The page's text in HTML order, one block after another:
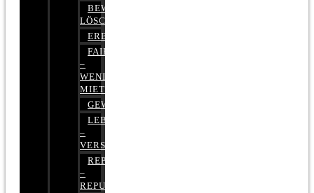
BEWERTUNGEN
LÖSCHEN
ERBRECHT
FAIRMIETEN
–
WENIGER
MIETE
GEWERBERECHT
LEBENSVERSICHERUNG
–
VERSICHERUNGSRECHT
REPUTATIONSRECHT
–
REPUTATIONSMANAGEMENT